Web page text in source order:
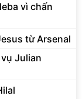
vì chấn
từ Arsenal
Julian